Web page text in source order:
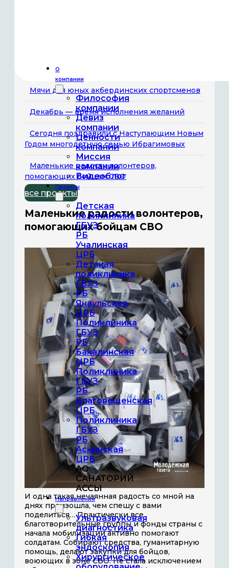
О
компании
Философия
компании
Девиз
компании
Ценности
компании
Миссия
компании
Видеоблог
Проекты
Детская
поликлиника
ГБУЗ
РБ
Учалинская
ЦРБ
Детская
поликлиника
ГБУЗ
РБ
Янаульская
ЦРБ
Поликлиника
ГБУЗ
РБ
Бакалинская
ЦРБ
Поликлиника
ГБУЗ
РБ
Благовещенская
ЦРБ
Поликлиника
ГБУЗ
РБ
Аскинская
ЦРБ
АО
САНАТОРИЙ
АССЫ
Направления
Ультразвуковая
диагностика
Гибкая
эндоскопия
Хирургическое
«Росток»
Мячи для юных акбердинских спортсменов
Декабрь — время исполнения желаний
Сегодня поздравили с Наступающим Новым
Годом многодетную семью Ибрагимовых
Маленькие радости волонтеров,
помогающих бойцам СВО
все проекты
Маленькие радости волонтеров,
помогающих бойцам СВО
И одна такая нечаянная радость со мной на
днях произошла, чем спешу с вами
поделиться… Практически все
благотворительные группы и фонды страны с
начала мобилизации активно помогают
солдатам. Собирают средства, гуманитарную
помощь, делают закупки для бойцов,
воюющих в зоне СВО. Не стала исключением